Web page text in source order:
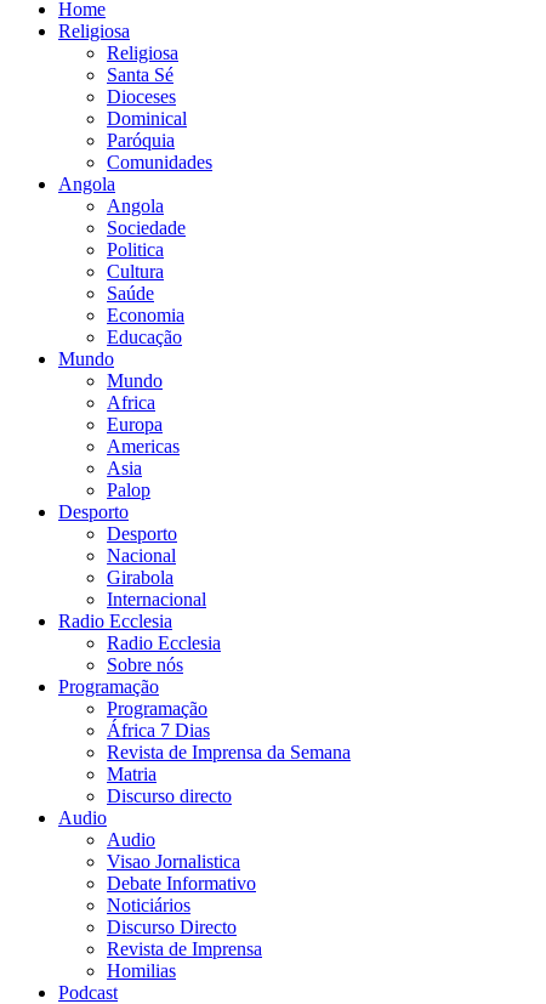
Home
Religiosa
Religiosa
Santa Sé
Dioceses
Dominical
Paróquia
Comunidades
Angola
Angola
Sociedade
Politica
Cultura
Saúde
Economia
Educação
Mundo
Mundo
Africa
Europa
Americas
Asia
Palop
Desporto
Desporto
Nacional
Girabola
Internacional
Radio Ecclesia
Radio Ecclesia
Sobre nós
Programação
Programação
África 7 Dias
Revista de Imprensa da Semana
Matria
Discurso directo
Audio
Audio
Visao Jornalistica
Debate Informativo
Noticiários
Discurso Directo
Revista de Imprensa
Homilias
Podcast